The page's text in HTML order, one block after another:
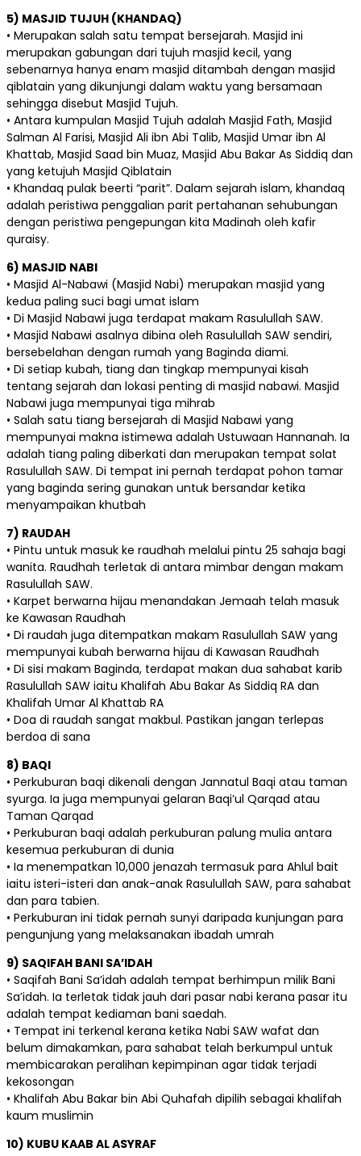
5) MASJID TUJUH (KHANDAQ)
• Merupakan salah satu tempat bersejarah. Masjid ini
merupakan gabungan dari tujuh masjid kecil, yang
sebenarnya hanya enam masjid ditambah dengan masjid
qiblatain yang dikunjungi dalam waktu yang bersamaan
sehingga disebut Masjid Tujuh.
• Antara kumpulan Masjid Tujuh adalah Masjid Fath, Masjid
Salman Al Farisi, Masjid Ali ibn Abi Talib, Masjid Umar ibn Al
Khattab, Masjid Saad bin Muaz, Masjid Abu Bakar As Siddiq dan
yang ketujuh Masjid Qiblatain
• Khandaq pulak beerti “parit”. Dalam sejarah islam, khandaq
adalah peristiwa penggalian parit pertahanan sehubungan
dengan peristiwa pengepungan kita Madinah oleh kafir
quraisy.
6) MASJID NABI
• Masjid Al-Nabawi (Masjid Nabi) merupakan masjid yang
kedua paling suci bagi umat islam
• Di Masjid Nabawi juga terdapat makam Rasulullah SAW.
• Masjid Nabawi asalnya dibina oleh Rasulullah SAW sendiri,
bersebelahan dengan rumah yang Baginda diami.
• Di setiap kubah, tiang dan tingkap mempunyai kisah
tentang sejarah dan lokasi penting di masjid nabawi. Masjid
Nabawi juga mempunyai tiga mihrab
• Salah satu tiang bersejarah di Masjid Nabawi yang
mempunyai makna istimewa adalah Ustuwaan Hannanah. Ia
adalah tiang paling diberkati dan merupakan tempat solat
Rasulullah SAW. Di tempat ini pernah terdapat pohon tamar
yang baginda sering gunakan untuk bersandar ketika
menyampaikan khutbah
7) RAUDAH
• Pintu untuk masuk ke raudhah melalui pintu 25 sahaja bagi
wanita. Raudhah terletak di antara mimbar dengan makam
Rasulullah SAW.
• Karpet berwarna hijau menandakan Jemaah telah masuk
ke Kawasan Raudhah
• Di raudah juga ditempatkan makam Rasulullah SAW yang
mempunyai kubah berwarna hijau di Kawasan Raudhah
• Di sisi makam Baginda, terdapat makan dua sahabat karib
Rasulullah SAW iaitu Khalifah Abu Bakar As Siddiq RA dan
Khalifah Umar Al Khattab RA
• Doa di raudah sangat makbul. Pastikan jangan terlepas
berdoa di sana
8) BAQI
• Perkuburan baqi dikenali dengan Jannatul Baqi atau taman
syurga. Ia juga mempunyai gelaran Baqi’ul Qarqad atau
Taman Qarqad
• Perkuburan baqi adalah perkuburan palung mulia antara
kesemua perkuburan di dunia
• Ia menempatkan 10,000 jenazah termasuk para Ahlul bait
iaitu isteri-isteri dan anak-anak Rasulullah SAW, para sahabat
dan para tabien.
• Perkuburan ini tidak pernah sunyi daripada kunjungan para
pengunjung yang melaksanakan ibadah umrah
9) SAQIFAH BANI SA’IDAH
• Saqifah Bani Sa’idah adalah tempat berhimpun milik Bani
Sa’idah. Ia terletak tidak jauh dari pasar nabi kerana pasar itu
adalah tempat kediaman bani saedah.
• Tempat ini terkenal kerana ketika Nabi SAW wafat dan
belum dimakamkan, para sahabat telah berkumpul untuk
membicarakan peralihan kepimpinan agar tidak terjadi
kekosongan
• Khalifah Abu Bakar bin Abi Quhafah dipilih sebagai khalifah
kaum muslimin
10) KUBU KAAB AL ASYRAF